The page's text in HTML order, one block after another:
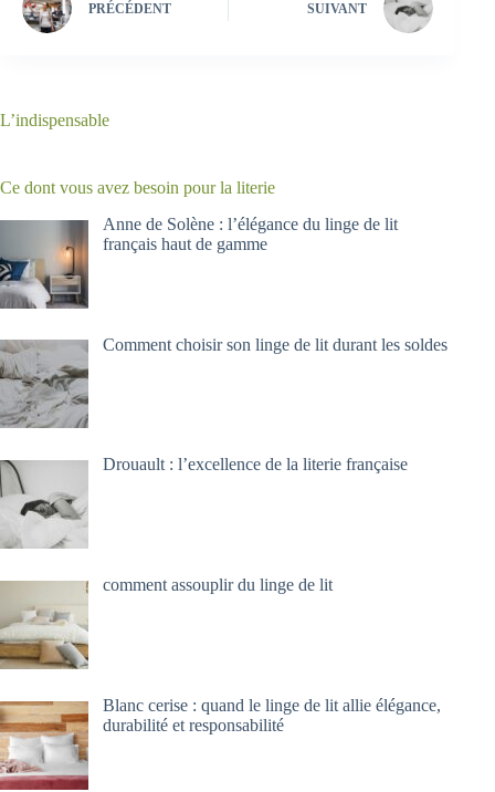
PRÉCÉDENT SUIVANT
L’indispensable
Ce dont vous avez besoin pour la literie
Anne de Solène : l’élégance du linge de lit
français haut de gamme
Comment choisir son linge de lit durant les soldes
Drouault : l’excellence de la literie française
comment assouplir du linge de lit
Blanc cerise : quand le linge de lit allie élégance,
durabilité et responsabilité